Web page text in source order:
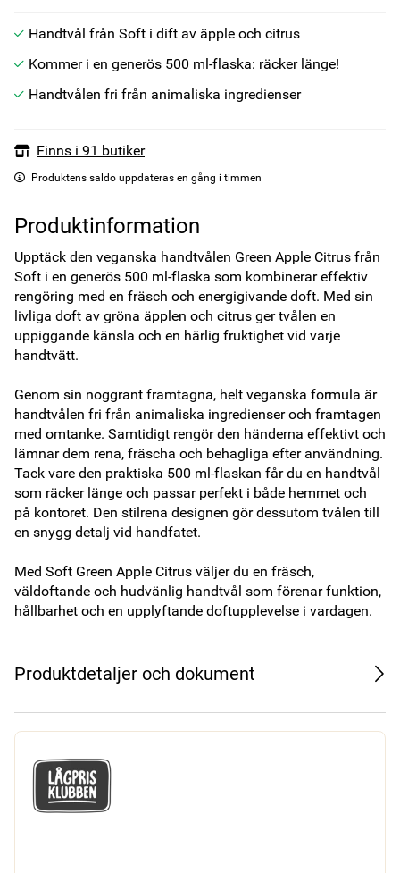
Handtvål från Soft i dift av äpple och citrus
Kommer i en generös 500 ml-flaska: räcker länge!
Handtvålen fri från animaliska ingredienser
Finns i 91 butiker
Produktens saldo uppdateras en gång i timmen
Produktinformation
Upptäck den veganska handtvålen Green Apple Citrus från
Soft i en generös 500 ml-flaska som kombinerar effektiv
rengöring med en fräsch och energigivande doft. Med sin
livliga doft av gröna äpplen och citrus ger tvålen en
uppiggande känsla och en härlig fruktighet vid varje
handtvätt.
Genom sin noggrant framtagna, helt veganska formula är
handtvålen fri från animaliska ingredienser och framtagen
med omtanke. Samtidigt rengör den händerna effektivt och
lämnar dem rena, fräscha och behagliga efter användning.
Tack vare den praktiska 500 ml-flaskan får du en handtvål
som räcker länge och passar perfekt i både hemmet och
på kontoret. Den stilrena designen gör dessutom tvålen till
en snygg detalj vid handfatet.
Med Soft Green Apple Citrus väljer du en fräsch,
väldoftande och hudvänlig handtvål som förenar funktion,
hållbarhet och en upplyftande doftupplevelse i vardagen.
Produktdetaljer och dokument